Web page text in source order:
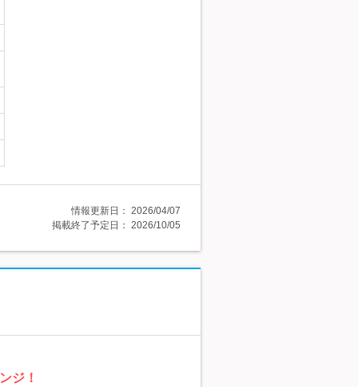
情報更新日： 2026/04/07
掲載終了予定日： 2026/10/05
ジ！